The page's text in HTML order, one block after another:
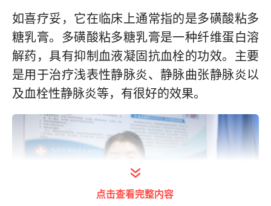
如喜疗妥，它在临床上通常指的是多磺酸粘多
糖乳膏。多磺酸粘多糖乳膏是一种纤维蛋白溶
解药，具有抑制血液凝固抗血栓的功效。主要
是用于治疗浅表性静脉炎、静脉曲张静脉炎以
及血栓性静脉炎等，有很好的效果。
点击查看完整内容